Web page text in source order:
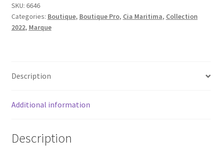
DE
BAIN
UNE
SKU: 6646
Categories: Boutique, Boutique Pro, Cia Maritima, Collection
2022, Marque
Description
Additional information
Description